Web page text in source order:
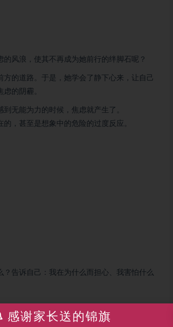
风浪，使其不再成为她前行的绊脚石呢？
的道路。于是，她学会了静下心来，让自己
的阴霾。
无能为力的时候，焦虑就产生了。
，甚至是想象中的危险的过度反应。
告诉自己：我在为什么而担心、我害怕什么
有坏，你当下的状态并不代表你的全部。
感谢家长送的锦旗